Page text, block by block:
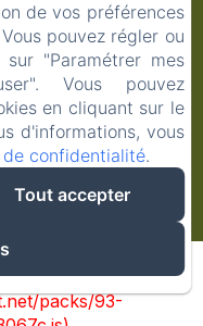
Auberge
légales
de l'hôtel au 9 rue
France
52
Loading chunk 93
packs/93-
de vos préférences
pouvez régler ou
"Paramétrer mes
Vous pouvez
en cliquant sur le
d'informations, vous
de confidentialité.
Tout accepter